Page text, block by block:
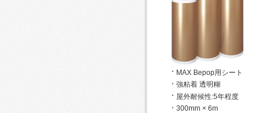
MAX Bepop用シート
強粘着 透明糊
屋外耐候性:5年程度
300mm × 6m